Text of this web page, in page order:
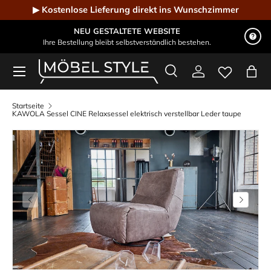
Direkt zum Inhalt
▶ Kostenlose Lieferung direkt ins Wunschzimmer
NEU GESTALTETE WEBSITE
Ihre Bestellung bleibt selbstverständlich bestehen.
Möbel Style - Der Online-Shop für Designmöbel
Suchen
SucheEinloggen
Menü
Startseite
KAWOLA Sessel CINE Relaxsessel elektrisch verstellbar Leder taupe
Vorherige Nächste